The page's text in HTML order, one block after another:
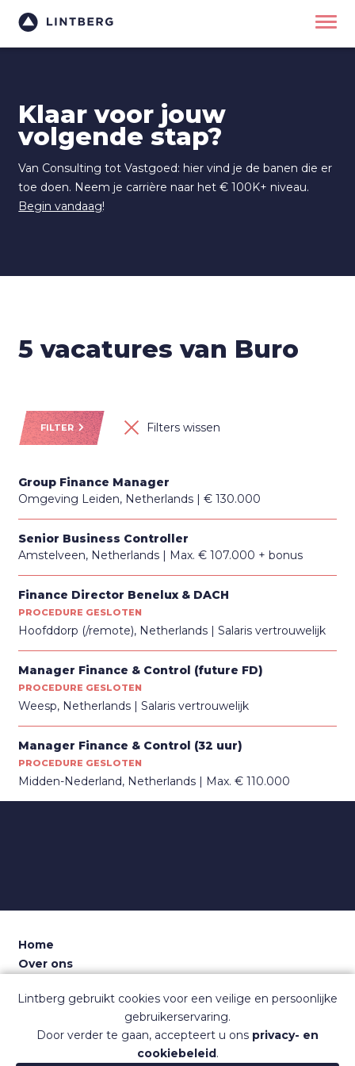
Klaar voor jouw
volgende stap?
Van Consulting tot Vastgoed: hier vind je de banen die er
toe doen. Neem je carrière naar het € 100K+ niveau.
Begin vandaag!
5 vacatures van Buro
FILTER Filters wissen
Group Finance Manager
Omgeving Leiden, Netherlands
€ 130.000
Senior Business Controller
Amstelveen, Netherlands
Max. € 107.000 + bonus
Finance Director Benelux & DACH
PROCEDURE GESLOTEN
Hoofddorp (/remote), Netherlands Salaris vertrouwelijk
Manager Finance & Control (future FD)
PROCEDURE GESLOTEN
Weesp, Netherlands Salaris vertrouwelijk
Manager Finance & Control (32 uur)
PROCEDURE GESLOTEN
Midden-Nederland, Netherlands Max. € 110.000
Home
Over ons
Dashboard
Sitemap
Veelgestelde vragen
Lintberg gebruikt cookies voor een veilige en persoonlijke
gebruikerservaring.
Door verder te gaan, accepteert u ons privacy- en
cookiebeleid .